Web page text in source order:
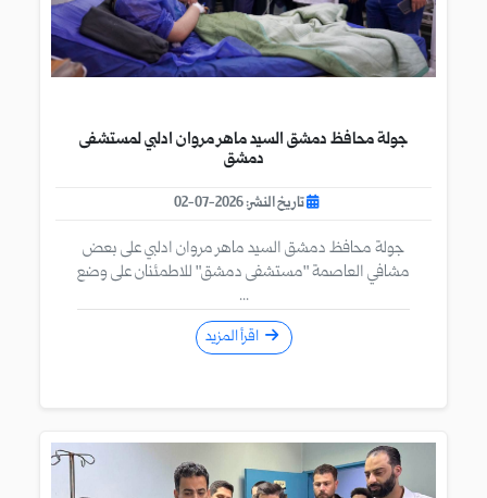
جولة محافظ دمشق السيد ماهر مروان ادلبي لمستشفى
دمشق
تاريخ النشر: 2026-07-02
جولة محافظ دمشق السيد ماهر مروان ادلبي على بعض
مشافي العاصمة "مستشفى دمشق" للاطمئنان على وضع
...
اقرأ المزيد